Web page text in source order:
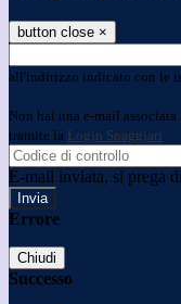
button close ×
all'indirizzo indicato con le
Non hai una e-mail
tramite la Login Spaggiari
E-mail inviata, si prega
Errore
Chiudi
Successo